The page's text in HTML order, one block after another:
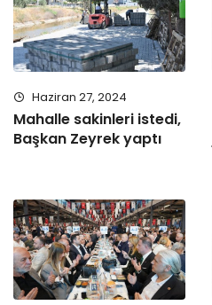
Haziran 27, 2024
Mahalle sakinleri istedi,
Başkan Zeyrek yaptı